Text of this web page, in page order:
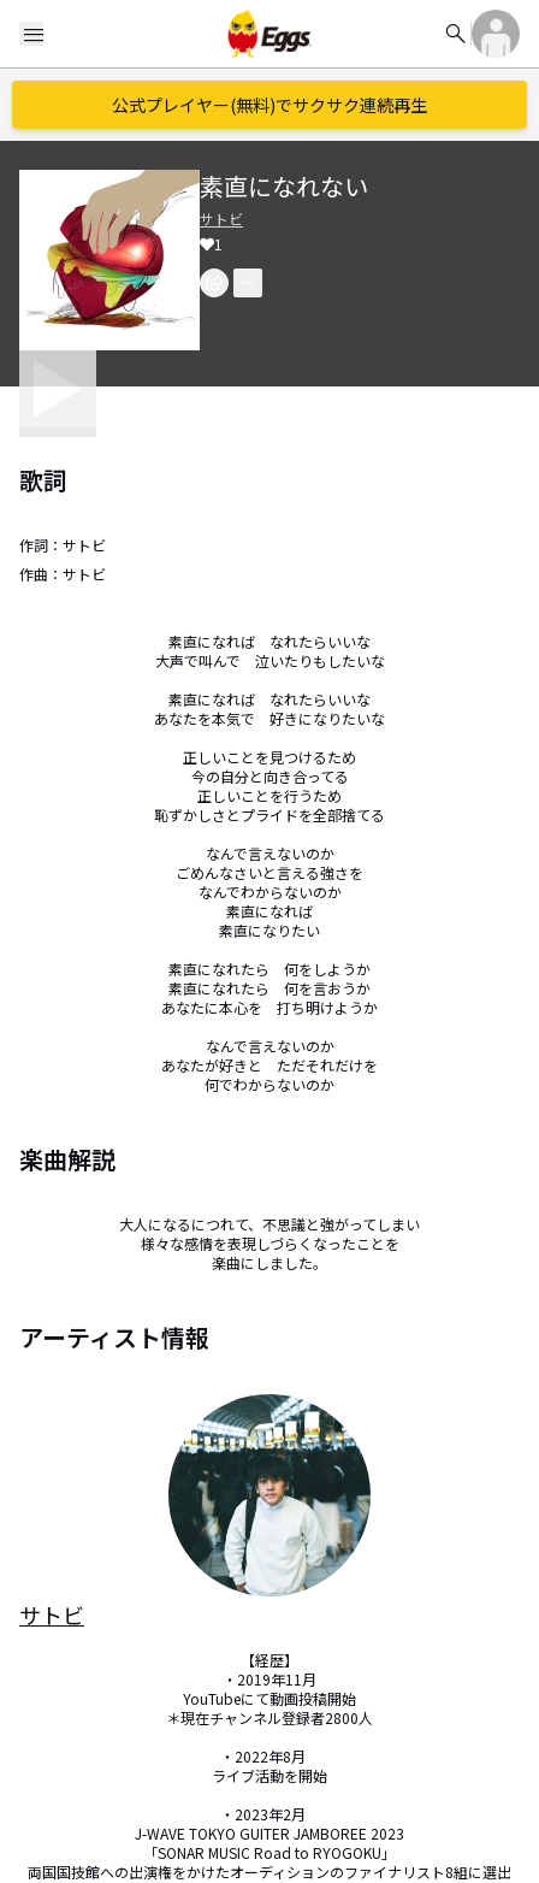
menu search
公式プレイヤー(無料)でサクサク連続再生
素直になれない
サトビ
1
歌詞
作詞： サトビ
作曲： サトビ
素直になれば　なれたらいいな
大声で叫んで　泣いたりもしたいな
素直になれば　なれたらいいな
あなたを本気で　好きになりたいな
正しいことを見つけるため
今の自分と向き合ってる
正しいことを行うため
恥ずかしさとプライドを全部捨てる
なんで言えないのか
ごめんなさいと言える強さを
なんでわからないのか
素直になれば
素直になりたい
素直になれたら　何をしようか
素直になれたら　何を言おうか
あなたに本心を　打ち明けようか
なんで言えないのか
あなたが好きと　ただそれだけを
何でわからないのか
楽曲解説
大人になるにつれて、不思議と強がってしまい
様々な感情を表現しづらくなったことを
楽曲にしました。
アーティスト情報
サトビ
【経歴】
・2019年11月
YouTubeにて動画投稿開始
＊現在チャンネル登録者2800人
・2022年8月
ライブ活動を開始
・2023年2月
J-WAVE TOKYO GUITER JAMBOREE 2023
「SONAR MUSIC Road to RYOGOKU」
両国国技館への出演権をかけたオーディションのファイナリスト8組に選出